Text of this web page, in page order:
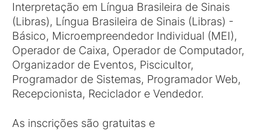
Interpretação em Língua Brasileira de Sinais
(Libras), Língua Brasileira de Sinais (Libras) -
Básico, Microempreendedor Individual (MEI),
Operador de Caixa, Operador de Computador,
Organizador de Eventos, Piscicultor,
Programador de Sistemas, Programador Web,
Recepcionista, Reciclador e Vendedor.
As inscrições são gratuitas e